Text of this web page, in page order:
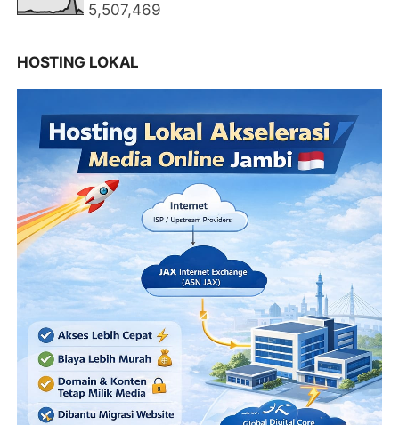
5,507,469
HOSTING LOKAL